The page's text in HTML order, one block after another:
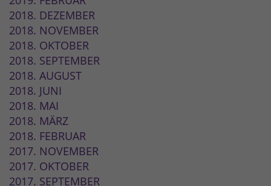
2018. DEZEMBER
2018. NOVEMBER
2018. OKTOBER
2018. SEPTEMBER
2018. AUGUST
2018. JUNI
2018. MAI
2018. MÄRZ
2018. FEBRUAR
2017. NOVEMBER
2017. OKTOBER
2017. SEPTEMBER